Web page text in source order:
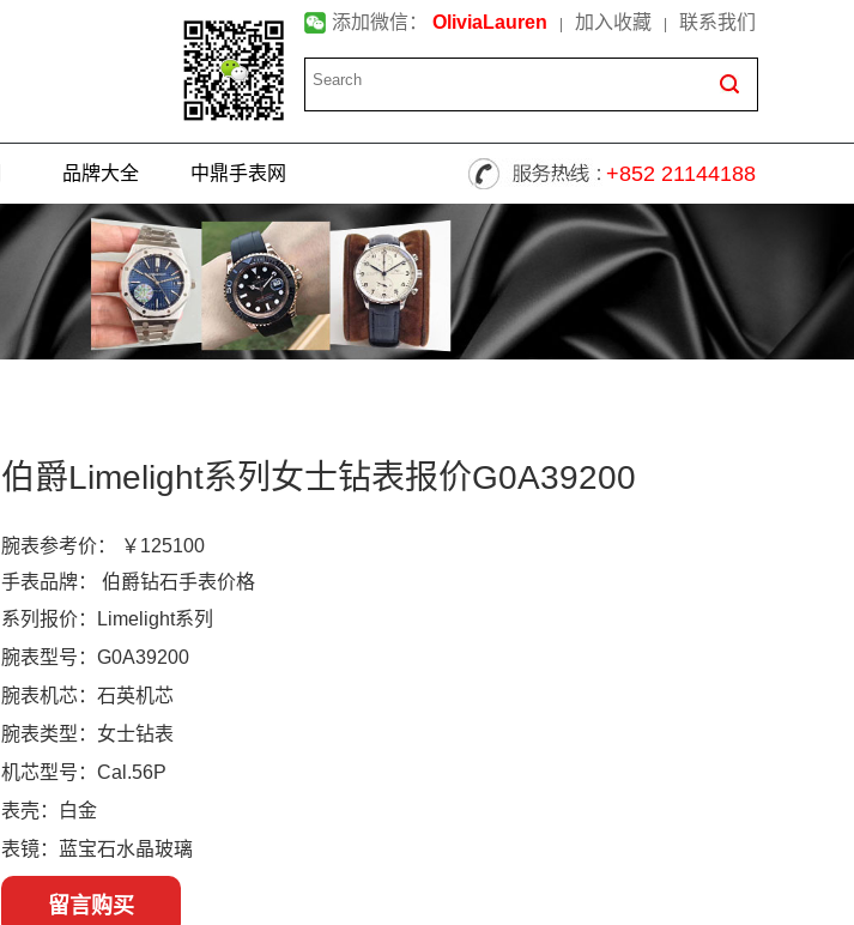
添加微信： OliviaLauren 加入收藏 联系我们
品牌大全 中鼎手表网 +852 21144188
伯爵Limelight系列女士钻表报价G0A39200
腕表参考价：
￥125100
手表品牌：
伯爵钻石手表价格
系列报价：Limelight系列
腕表型号：G0A39200
腕表机芯：石英机芯
腕表类型：女士钻表
机芯型号：Cal.56P
表壳：白金
表镜：蓝宝石水晶玻璃
留言购买